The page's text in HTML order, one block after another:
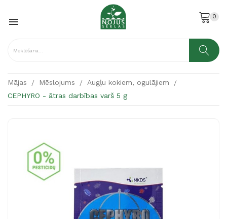
 0
Mājas Mēslojums
Augļu kokiem, ogulājiem
CEPHYRO - ātras darbības varš 5 g